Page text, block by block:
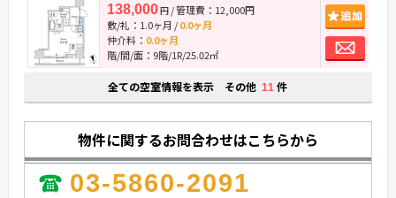
138,000円/ 管理費：12,000円
敷/礼： 1.0ヶ月 /0.0ヶ月
仲介料： 0.0ヶ月
階/間/面：9階/1R/25.02㎡
追
お
全ての空室情報を表示 その他 11 件
物件に関するお問合わせはこちらから
03-5860-2091